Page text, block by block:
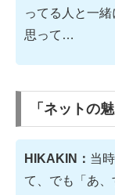
ってる人と一
思って…
「ネットの
HIKAKIN： 当
て、でも「あ